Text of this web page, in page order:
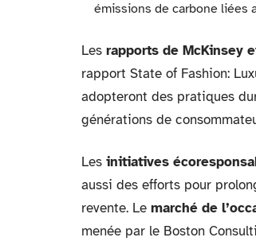
émissions de carbone liées
Les rapports de McKinsey
rapport State of Fashion:
adopteront des pratiques
générations de
Les initiatives
aussi des efforts pour
revente. Le marché de
menée par le Boston